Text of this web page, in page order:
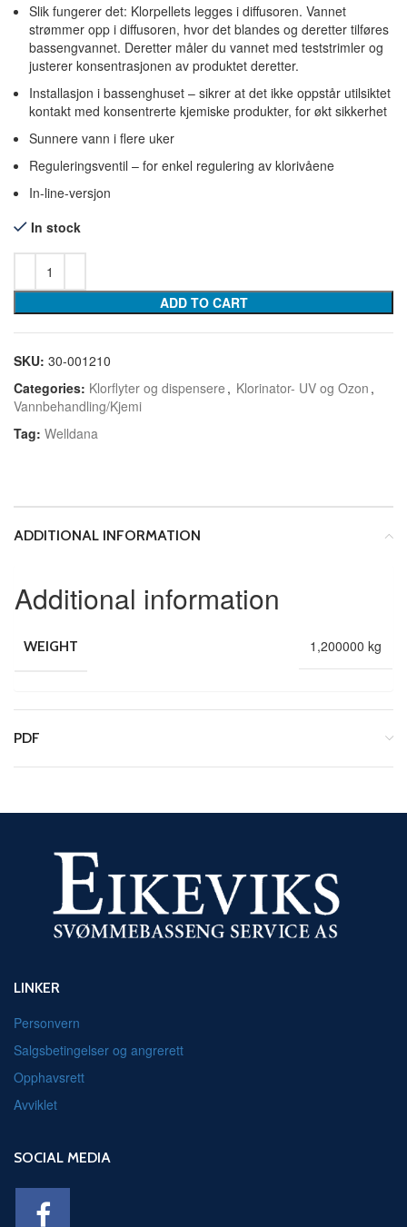
Slik fungerer det: Klorpellets legges i diffusoren. Vannet
strømmer opp i diffusoren, hvor det blandes og deretter tilføres
bassengvannet. Deretter måler du vannet med teststrimler og
justerer konsentrasjonen av produktet deretter.
Installasjon i bassenghuset – sikrer at det ikke oppstår utilsiktet
kontakt med konsentrerte kjemiske produkter, for økt sikkerhet
Sunnere vann i flere uker
Reguleringsventil – for enkel regulering av klorivåene
In-line-versjon
In stock
ADD TO CART
SKU: 30-001210
Categories: Klorflyter og dispensere , Klorinator- UV og Ozon ,
Vannbehandling/Kjemi
Tag: Welldana
ADDITIONAL INFORMATION
Additional information
WEIGHT 1,200000 kg
PDF
LINKER
Personvern
Salgsbetingelser og angrerett
Opphavsrett
Avviklet
SOCIAL MEDIA